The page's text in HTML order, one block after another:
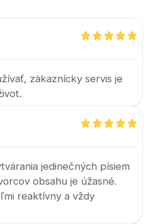
zákaznícky servis je
jedinečných písiem
obsahu je úžasné.
reaktívny a vždy